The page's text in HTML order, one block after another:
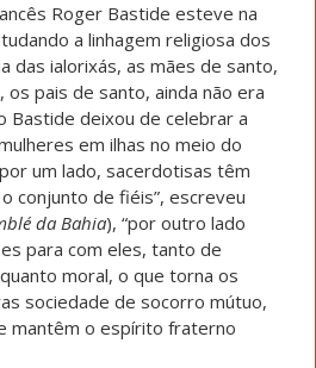
Roger Bastide esteve na
a linhagem religiosa dos
das ialorixás, as mães de santo,
pais de santo, ainda não era
Bastide deixou de celebrar a
em ilhas no meio do
um lado, sacerdotisas têm
conjunto de fiéis”, escreveu
da Bahia), “por outro lado
para com eles, tanto de
moral, o que torna os
sociedade de socorro mútuo,
mantêm o espírito fraterno